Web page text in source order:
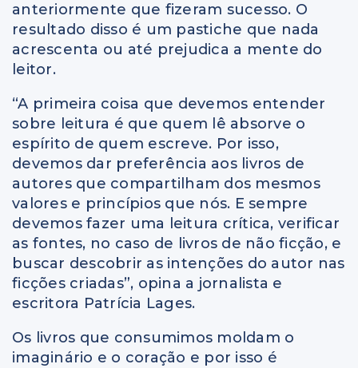
anteriormente que fizeram sucesso. O
resultado disso é um pastiche que nada
acrescenta ou até prejudica a mente do
leitor.
“A primeira coisa que devemos entender
sobre leitura é que quem lê absorve o
espírito de quem escreve. Por isso,
devemos dar preferência aos livros de
autores que compartilham dos mesmos
valores e princípios que nós. E sempre
devemos fazer uma leitura crítica, verificar
as fontes, no caso de livros de não ficção, e
buscar descobrir as intenções do autor nas
ficções criadas”, opina a jornalista e
escritora Patrícia Lages.
Os livros que consumimos moldam o
imaginário e o coração e por isso é